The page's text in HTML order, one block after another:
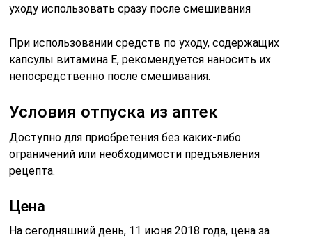
При использовании средств по уходу, содержащих
капсулы витамина Е, рекомендуется наносить их
непосредственно после смешивания.
Условия отпуска из аптек
Доступно для приобретения без каких-либо
ограничений или необходимости предъявления
рецепта.
Цена
На сегодняшний день, 11 июня 2018 года, цена за